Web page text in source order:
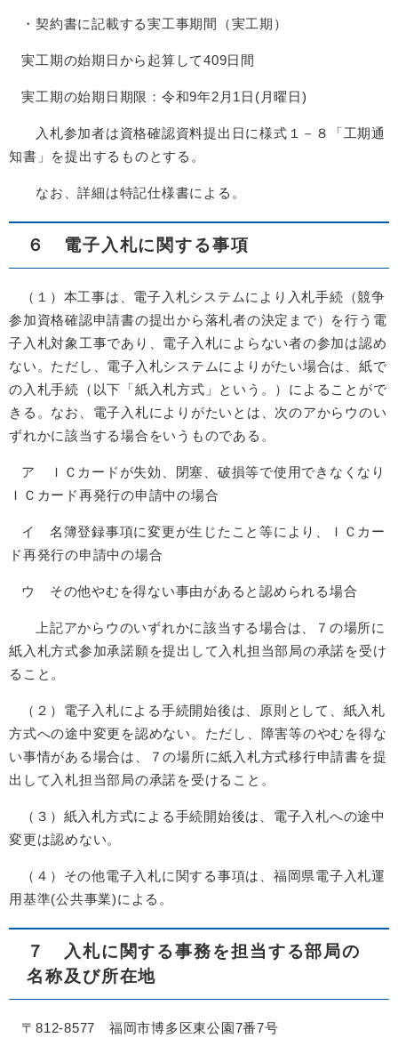
・契約書に記載する実工事期間（実工期）
実工期の始期日から起算して409日間
実工期の始期日期限：令和9年2月1日(月曜日)
入札参加者は資格確認資料提出日に様式１－８「工期通
知書」を提出するものとする。
なお、詳細は特記仕様書による。
６ 電子入札に関する事項
（１）本工事は、電子入札システムにより入札手続（競争
参加資格確認申請書の提出から落札者の決定まで）を行う電
子入札対象工事であり、電子入札によらない者の参加は認め
ない。ただし、電子入札システムによりがたい場合は、紙で
の入札手続（以下「紙入札方式」という。）によることがで
きる。なお、電子入札によりがたいとは、次のアからウのい
ずれかに該当する場合をいうものである。
ア ＩＣカードが失効、閉塞、破損等で使用できなくなり
ＩＣカード再発行の申請中の場合
イ 名簿登録事項に変更が生じたこと等により、ＩＣカー
ド再発行の申請中の場合
ウ その他やむを得ない事由があると認められる場合
上記アからウのいずれかに該当する場合は、７の場所に
紙入札方式参加承諾願を提出して入札担当部局の承諾を受け
ること。
（２）電子入札による手続開始後は、原則として、紙入札
方式への途中変更を認めない。ただし、障害等のやむを得な
い事情がある場合は、７の場所に紙入札方式移行申請書を提
出して入札担当部局の承諾を受けること。
（３）紙入札方式による手続開始後は、電子入札への途中
変更は認めない。
（４）その他電子入札に関する事項は、福岡県電子入札運
用基準(公共事業)による。
７ 入札に関する事務を担当する部局の
名称及び所在地
〒812-8577 福岡市博多区東公園7番7号